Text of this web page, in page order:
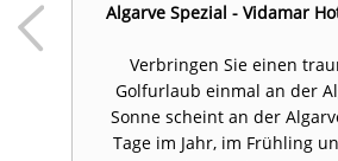
Algarve Spezial - Vidamar
Verbringen Sie einen
Golfurlaub einmal an der
Sonne scheint an der
Tage im Jahr, im Frühling